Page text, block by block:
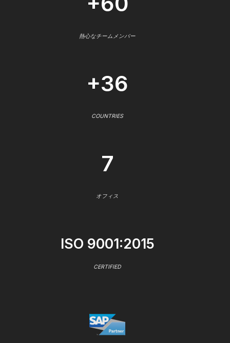
熱心なチームメンバー
+36
COUNTRIES
7
オフィス
ISO 9001:2015
CERTIFIED